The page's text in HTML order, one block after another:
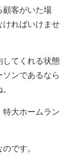
客がいた場
ければいけませ
してくれる状態
ンであるなら
特大ホームラン
です。